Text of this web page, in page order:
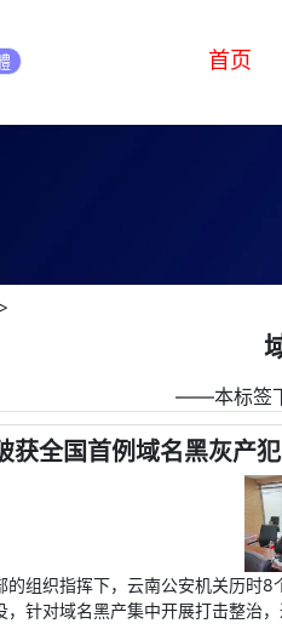
首页
――本标签
获全国首例域名黑灰产
的组织指挥下，云南公安机关历时
，针对域名黑产集中开展打击整治，